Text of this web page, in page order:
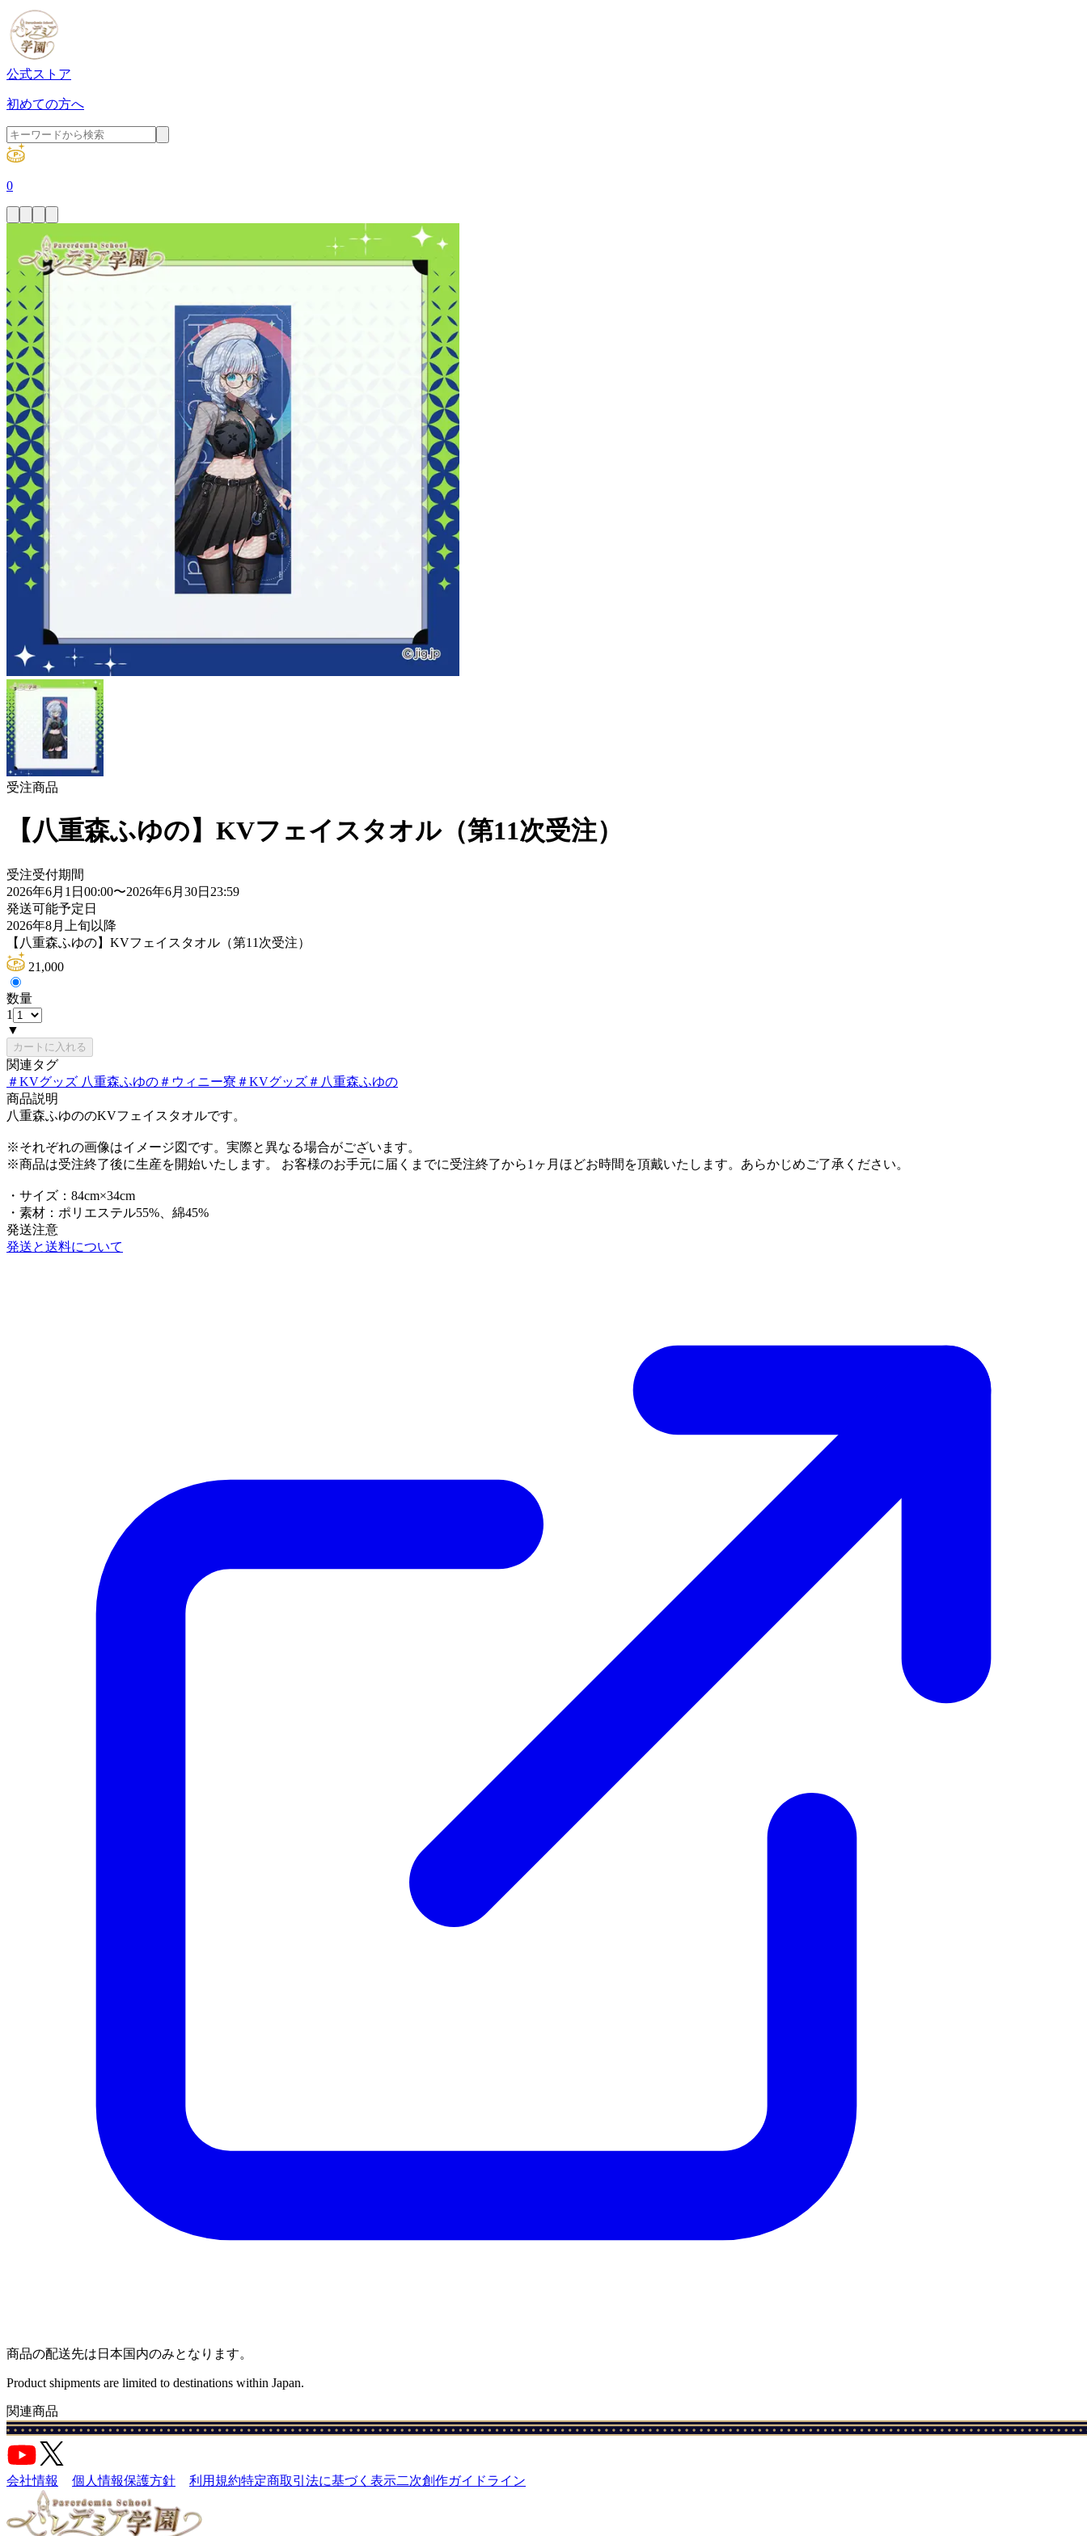
公式ストア
初めての方へ
0
受注商品
【八重森ふゆの】KVフェイスタオル（第11次受注）
受注受付期間
2026年6月1日00:00〜2026年6月30日23:59
発送可能予定日
2026年8月上旬以降
【八重森ふゆの】KVフェイスタオル（第11次受注）
21,000
数量
1
▼
カートに入れる
関連タグ
＃KVグッズ 八重森ふゆの＃ ウィニー寮 ＃KVグッズ＃ 八重森ふゆの
商品説明
八重森ふゆののKVフェイスタオルです。
※それぞれの画像はイメージ図です。実際と異なる場合がございます。
※商品は受注終了後に生産を開始いたします。 お客様のお手元に届くまでに受注終了から1ヶ月ほどお時間を頂戴いたします。あらかじめご了承ください。
・サイズ：84cm×34cm
・素材：ポリエステル55%、綿45%
発送注意
発送と送料について
商品の配送先は日本国内のみとなります。
Product shipments are limited to destinations within Japan.
関連商品
会社情報 個人情報保護方針 利用規約特定商取引法に基づく表示二次創作ガイドライン